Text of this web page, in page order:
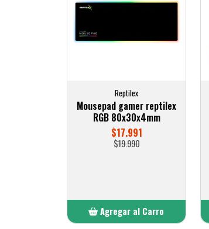
Reptilex
Mousepad gamer reptilex
RGB 80x30x4mm
$17.991
$19.990
Agregar al Carro